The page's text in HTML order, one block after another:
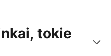
tokie